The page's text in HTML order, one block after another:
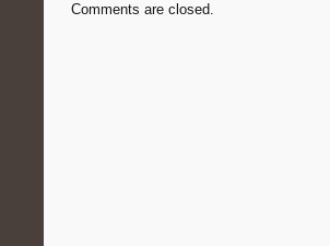
Comments are closed.